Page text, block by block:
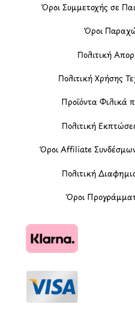
Όροι Συμμετοχής σε
Όροι
Πολιτική
Πολιτική Χρήσης
Προϊόντα Φιλικά
Πολιτική
Όροι Affiliate
Πολιτική
Όροι